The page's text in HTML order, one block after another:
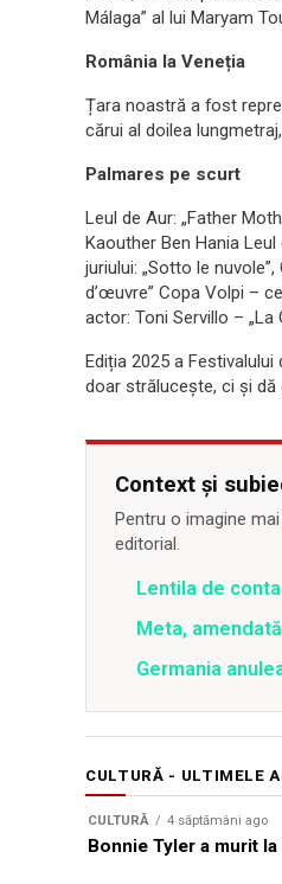
Málaga” al lui Maryam
România la Veneția
Țara noastră a fost
cărui al doilea
Palmares pe scurt
Leul de Aur: „Father
Kaouther Ben Hania
juriului: „Sotto le
d’œuvre” Copa Volpi –
actor: Toni Servillo – „La
Ediția 2025 a
doar strălucește, ci și
Context și
Pentru o imagine
editorial.
Lentila de
Meta,
Germania
CULTURĂ - ULTIMELE
CULTURĂ 4 săptămâni ago
Bonnie Tyler a murit la